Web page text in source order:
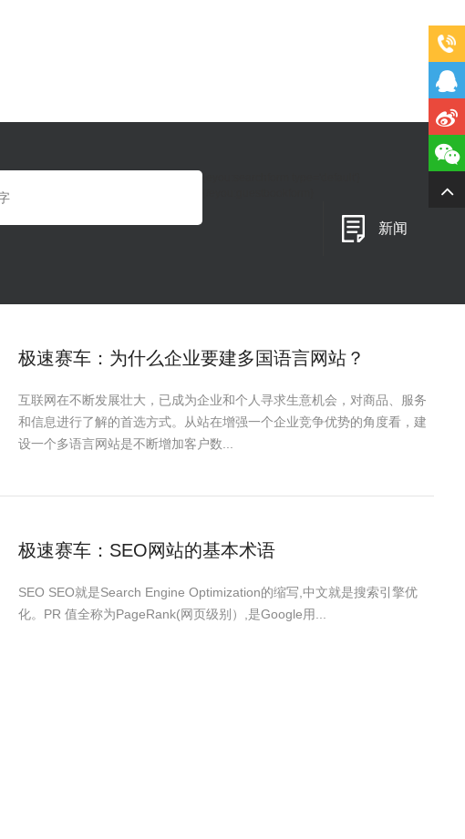
{eyou:searchform type='default'}
新闻
极速赛车：为什么企业要建多国语言网站？
互联网在不断发展壮大，已成为企业和个人寻求生意机会，对商品、服务
和信息进行了解的首选方式。从站在增强一个企业竞争优势的角度看，建
设一个多语言网站是不断增加客户数...
极速赛车：SEO网站的基本术语
SEO SEO就是Search Engine Optimization的缩写,中文就是搜索引擎优
化。PR 值全称为PageRank(网页级别）,是Google用...